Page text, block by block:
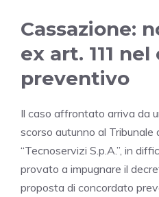
Cassazione:
ex art. 111
preventivo
Il caso affrontato arriva da
scorso autunno al Tribunale
“Tecnoservizi S.p.A.”, in
provato a impugnare il
proposta di concordato